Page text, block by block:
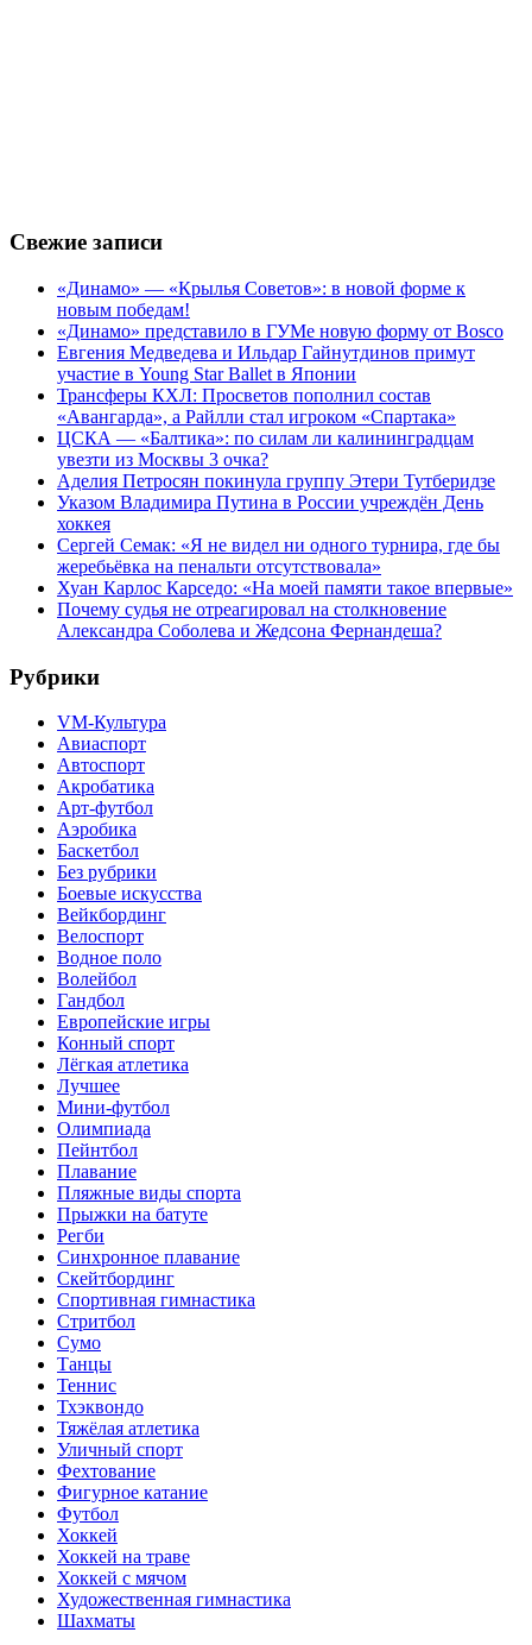
Свежие записи
«Динамо» — «Крылья Советов»: в новой форме к
новым победам!
«Динамо» представило в ГУМе новую форму от Bosco
Евгения Медведева и Ильдар Гайнутдинов примут
участие в Young Star Ballet в Японии
Трансферы КХЛ: Просветов пополнил состав
«Авангарда», а Райлли стал игроком «Спартака»
ЦСКА — «Балтика»: по силам ли калининградцам
увезти из Москвы 3 очка?
Аделия Петросян покинула группу Этери Тутберидзе
Указом Владимира Путина в России учреждён День
хоккея
Сергей Семак: «Я не видел ни одного турнира, где бы
жеребьёвка на пенальти отсутствовала»
Хуан Карлос Карседо: «На моей памяти такое впервые»
Почему судья не отреагировал на столкновение
Александра Соболева и Жедсона Фернандеша?
Рубрики
VM-Культура
Авиаспорт
Автоспорт
Акробатика
Арт-футбол
Аэробика
Баскетбол
Без рубрики
Боевые искусства
Вейкбординг
Велоспорт
Водное поло
Волейбол
Гандбол
Европейские игры
Конный спорт
Лёгкая атлетика
Лучшее
Мини-футбол
Олимпиада
Пейнтбол
Плавание
Пляжные виды спорта
Прыжки на батуте
Регби
Синхронное плавание
Скейтбординг
Спортивная гимнастика
Стритбол
Сумо
Танцы
Теннис
Тхэквондо
Тяжёлая атлетика
Уличный спорт
Фехтование
Фигурное катание
Футбол
Хоккей
Хоккей на траве
Хоккей с мячом
Художественная гимнастика
Шахматы